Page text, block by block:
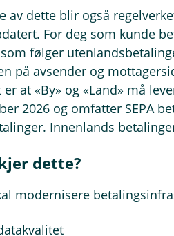
av dette blir også
For deg som kunde
følger
på avsender og
at «By» og «Land» må
2026 og omfatter SEPA
Innenlands
dette?
modernisere